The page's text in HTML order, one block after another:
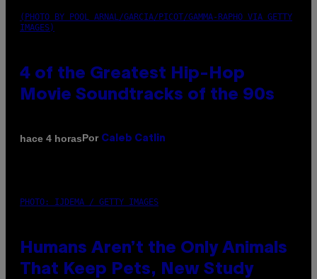
(PHOTO BY POOL ARNAL/GARCIA/PICOT/GAMMA-RAPHO VIA GETTY
IMAGES)
4 of the Greatest Hip-Hop
Movie Soundtracks of the 90s
hace 4 horasPor Caleb Catlin
PHOTO: IJDEMA / GETTY IMAGES
Humans Aren’t the Only Animals
That Keep Pets, New Study